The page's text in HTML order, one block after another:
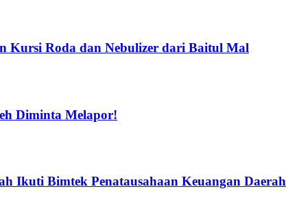
Kursi Roda dan Nebulizer dari Baitul Mal
Diminta Melapor!
Ikuti Bimtek Penatausahaan Keuangan Daerah